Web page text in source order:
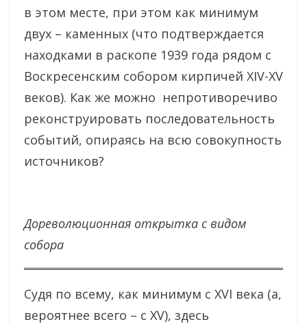
в этом месте, при этом как минимум
двух – каменных (что подтверждается
находками в раскопе 1939 года рядом с
Воскресенским собором кирпичей XIV-XV
веков). Как же можно непротиворечиво
реконструировать последовательность
событий, опираясь на всю совокупность
источников?
Дореволюционная открытка с видом
собора
Судя по всему, как минимум с XVI века (а,
вероятнее всего – с XV), здесь